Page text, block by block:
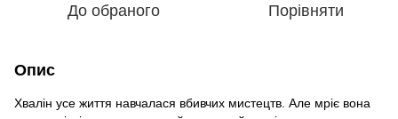
До обраного Порівняти
Опис
Хвалін усе життя навчалася вбивчих мистецтв. Але мріє вона